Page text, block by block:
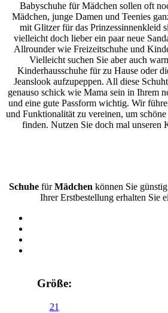
Babyschuhe für Mädchen sollen oft
Mädchen, junge Damen und Teenies
mit Glitzer für das Prinzessinnenkleid
vielleicht doch lieber ein paar neue
Allrounder wie Freizeitschuhe und
Vielleicht suchen Sie aber auch
Kinderhausschuhe für zu Hause oder
Jeanslook aufzupeppen. All diese
genauso schick wie Mama sein in Ihrem
und eine gute Passform wichtig. Wir
und Funktionalität zu vereinen, um
finden. Nutzen Sie doch mal unseren
SchuhefürMädchen können Sie
Ihrer Erstbestellung erhalten Sie
Größe:
21